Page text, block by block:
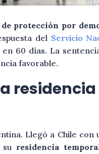
protección por
del Servicio
60 días. La
favorable.
Llegó a Chile
su residencia